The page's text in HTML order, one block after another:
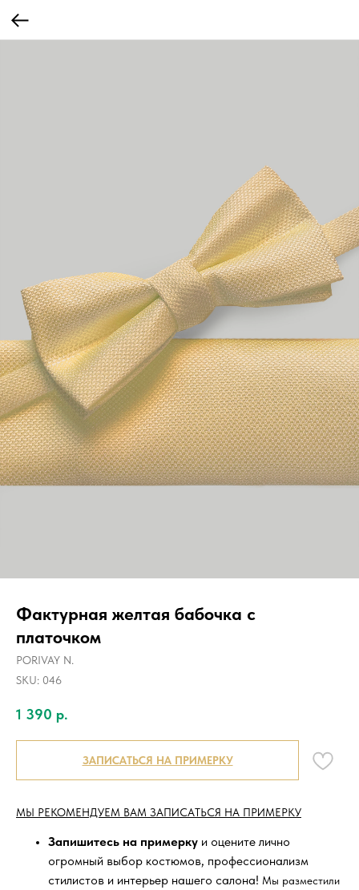
Фактурная желтая бабочка с
платочком
PORIVAY N.
SKU: 046
1 390 р.
ЗАПИСАТЬСЯ НА ПРИМЕРКУ
МЫ РЕКОМЕНДУЕМ ВАМ ЗАПИСАТЬСЯ НА ПРИМЕРКУ
Запишитесь на примерку и оцените лично
огромный выбор костюмов, профессионализм
стилистов и интерьер нашего салона! Мы разместили